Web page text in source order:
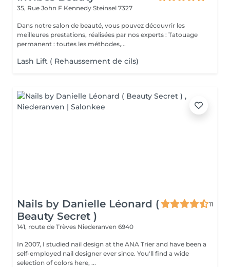
35, Rue John F Kennedy Steinsel 7327
Dans notre salon de beauté, vous pouvez découvrir les
meilleures prestations, réalisées par nos experts : Tatouage
permanent : toutes les méthodes,...
Lash Lift ( Rehaussement de cils)
Nails by Danielle Léonard (
Beauty Secret )
11
141, route de Trèves Niederanven 6940
In 2007, I studied nail design at the ANA Trier and have been a
self-employed nail designer ever since. You'll find a wide
selection of colors here, ...